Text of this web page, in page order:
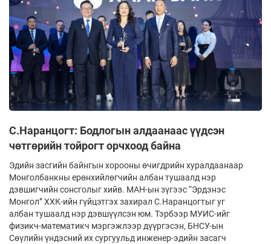
С.Наранцогт: Бодлогын алдаанаас үүдсэн
чөтгөрийн тойрогт орчхоод байна
Эдийн засгийн байнгын хорооны өчигдрийн хуралдаанаар
Монголбанкны ерөнхийлөгчийн албан тушаалд нэр
дэвшигчийн сонсголыг хийв. МАН-ын зүгээс “Эрдэнэс
Монгол” ХХК-ийн гүйцэтгэх захирал С.Наранцогтыг уг
албан тушаалд нэр дэвшүүлсэн юм. Тэрбээр МУИС-ийг
физикч-математикч мэргэжлээр дүүргэсэн, БНСУ-ын
Сөүлийн үндэсний их сургуульд инженер-эдийн засагч